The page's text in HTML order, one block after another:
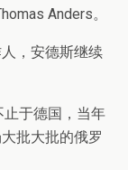
Anders。
，安德斯继续
止于德国，当年
批大批的俄罗